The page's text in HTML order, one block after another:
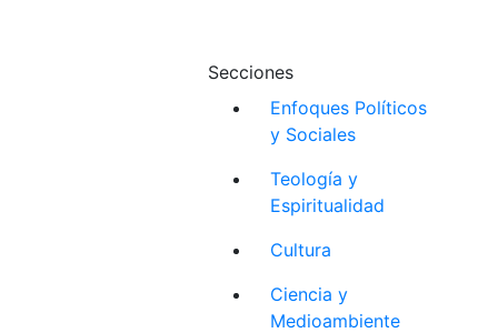
Secciones
Enfoques Políticos
y Sociales
Teología y
Espiritualidad
Cultura
Ciencia y
Medioambiente